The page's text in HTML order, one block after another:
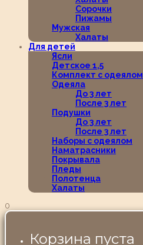
Сорочки
Пижамы
Мужская
Халаты
Для детей
Ясли
Детское 1,5
Комплект с одеялом
Одеяла
До 3 лет
После 3 лет
Подушки
До 3 лет
После 3 лет
Наборы с одеялом
Наматрасники
Покрывала
Пледы
Полотенца
Халаты
0
Корзина пуста